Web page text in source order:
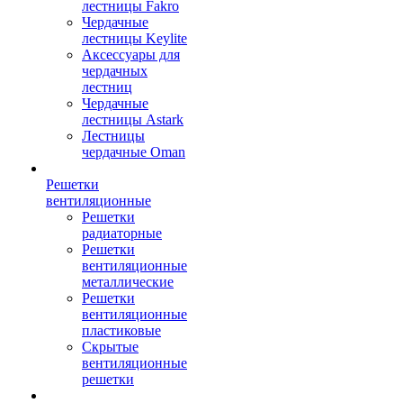
лестницы Fakro
Чердачные
лестницы Keylite
Аксессуары для
чердачных
лестниц
Чердачные
лестницы Astark
Лестницы
чердачные Oman
Решетки
вентиляционные
Решетки
радиаторные
Решетки
вентиляционные
металлические
Решетки
вентиляционные
пластиковые
Скрытые
вентиляционные
решетки